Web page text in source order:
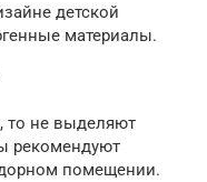
детской
материалы.
то не выделяют
рекомендуют
помещении.